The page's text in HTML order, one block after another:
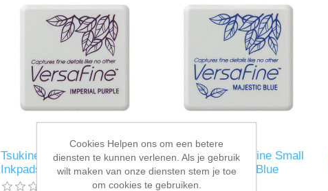
Tsukineko VersaFine Small
Inkpads Imperial Purple
Tsukineko VersaFine Small
Inkpads Majestic Blue
Cookies Helpen ons om een betere
diensten te kunnen verlenen. Als je gebruik
wilt maken van onze diensten stem je toe
om cookies te gebruiken.